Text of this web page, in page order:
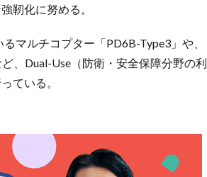
靭化に努める。
マルチコプター「PD6B-Type3」や、
、Dual-Use（防衛・安全保障分野の利
ている。